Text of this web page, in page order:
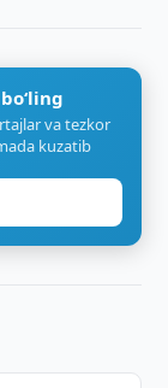
va tezkor
kuzatib